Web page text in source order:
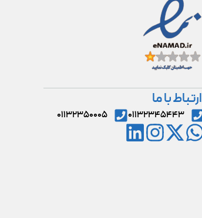
ارتباط با ما
۰۱۱۳۲۳۴۵۴۴۳ ۰۱۱۳۲۳۵۰۰۰۵